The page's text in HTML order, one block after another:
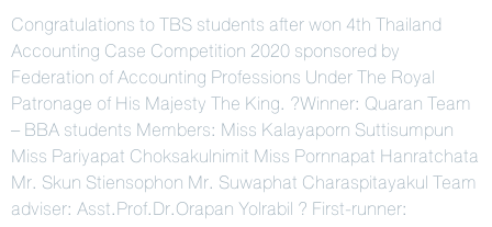
Congratulations to TBS students after won 4th Thailand
Accounting Case Competition 2020 sponsored by
Federation of Accounting Professions Under The Royal
Patronage of His Majesty The King. ?Winner: Quaran Team
– BBA students Members: Miss Kalayaporn Suttisumpun
Miss Pariyapat Choksakulnimit Miss Pornnapat Hanratchata
Mr. Skun Stiensophon Mr. Suwaphat Charaspitayakul Team
adviser: Asst.Prof.Dr.Orapan Yolrabil ? First-runner: